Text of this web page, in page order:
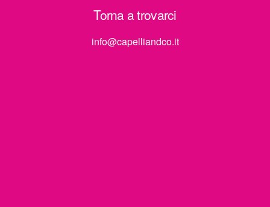
Torna a trovarci
info@capelliandco.it